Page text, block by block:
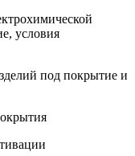
условия
под покрытие и